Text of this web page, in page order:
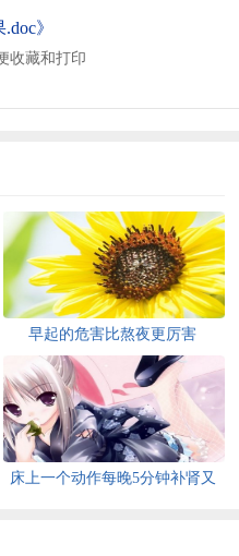
》
收藏和打印
早起的危害比熬夜更厉害
床上一个动作每晚5分钟补肾又